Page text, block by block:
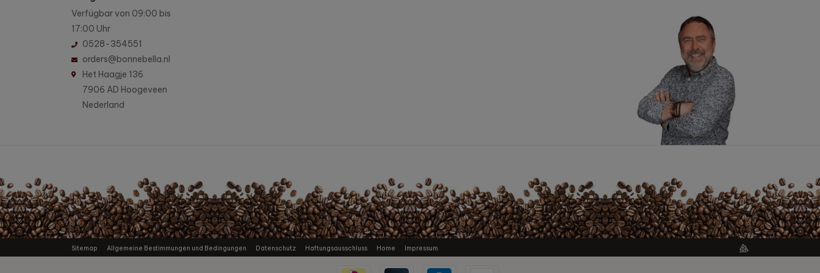
Verfügbar von 09:00 bis
17:00 Uhr
0528-354551
orders@bonnebella.nl
Het Haagje 136
7906 AD Hoogeveen
Nederland
Sitemap Allgemeine Bestimmungen und Bedingungen Datenschutz Haftungsausschluss Home Impressum